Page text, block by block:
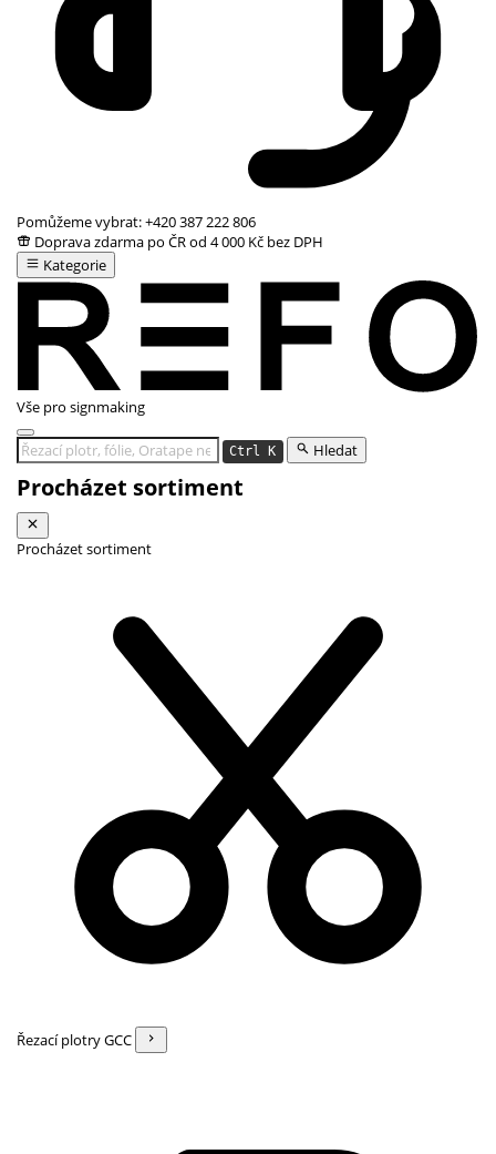
Pomůžeme vybrat:+420 387 222 806
Doprava zdarma po ČR od 4 000 Kč bez DPH
Kategorie
Vše pro signmaking
Ctrl K Hledat
Procházet sortiment
Procházet sortiment
Řezací plotry GCC